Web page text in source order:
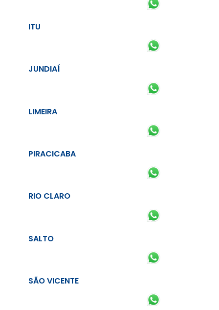
ITU
JUNDIAÍ
LIMEIRA
PIRACICABA
RIO CLARO
SALTO
SÃO VICENTE